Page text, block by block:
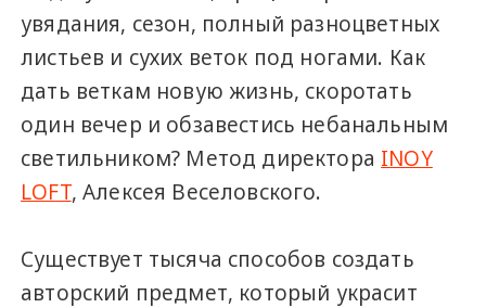
увядания, сезон, полный разноцветных
листьев и сухих веток под ногами. Как
дать веткам новую жизнь, скоротать
один вечер и обзавестись небанальным
светильником? Метод директора INOY
LOFT, Алексея Веселовского.
Существует тысяча способов создать
авторский предмет, который украсит